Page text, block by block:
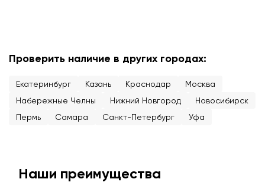
Проверить наличие в других городах:
Екатеринбург Казань Краснодар
Москва
Набережные Челны
Нижний Новгород
Новосибирск
Пермь
Самара Санкт-Петербург Уфа
Наши преимущества